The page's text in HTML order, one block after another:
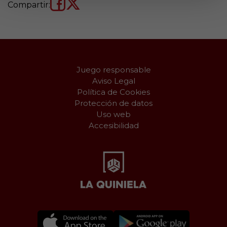
Compartir:
Juego responsable
Aviso Legal
Política de Cookies
Protección de datos
Uso web
Accesibilidad